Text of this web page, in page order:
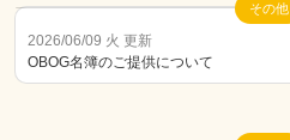
その他
2026/06/09 火 更新
OBOG名簿のご提供について